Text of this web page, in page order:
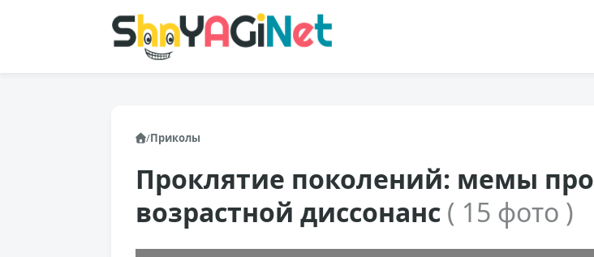
/Приколы
Проклятие поколений: мемы про
возрастной диссонанс ( 15 фото )